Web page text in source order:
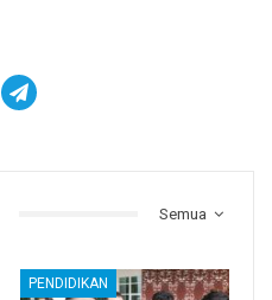
Semua
PENDIDIKAN